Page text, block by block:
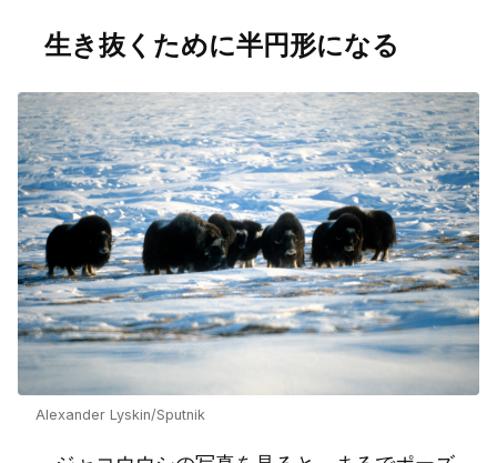
生き抜くために半円形になる
Alexander Lyskin/Sputnik